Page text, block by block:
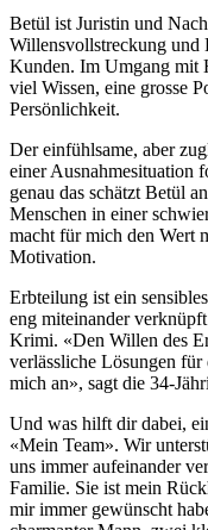
Betül ist Juristin und
Willensvollstreckung und
Kunden. Im Umgang mit
viel Wissen, eine grosse
Persönlichkeit.
Der einfühlsame, aber
einer Ausnahmesituation
genau das schätzt Betül
Menschen in einer
macht für mich den Wert
Motivation.
Erbteilung ist ein
eng miteinander
Krimi. «Den Willen des
verlässliche Lösungen
mich an», sagt die 34-
Und was hilft dir dabei,
«Mein Team». Wir
uns immer aufeinander
Familie. Sie ist mein
mir immer gewünscht